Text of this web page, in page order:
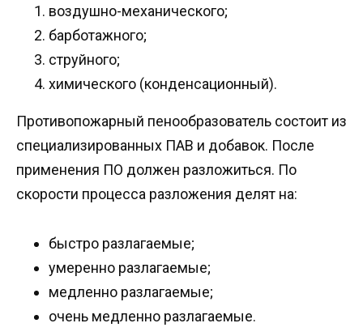
воздушно-механического;
барботажного;
струйного;
химического (конденсационный).
Противопожарный пенообразователь состоит из
специализированных ПАВ и добавок. После
применения ПО должен разложиться. По
скорости процесса разложения делят на:
быстро разлагаемые;
умеренно разлагаемые;
медленно разлагаемые;
очень медленно разлагаемые.